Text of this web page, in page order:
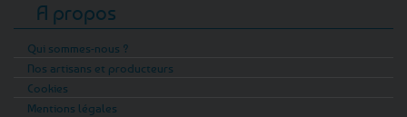
A propos
Qui sommes-nous ?
Nos artisans et producteurs
Cookies
Mentions légales